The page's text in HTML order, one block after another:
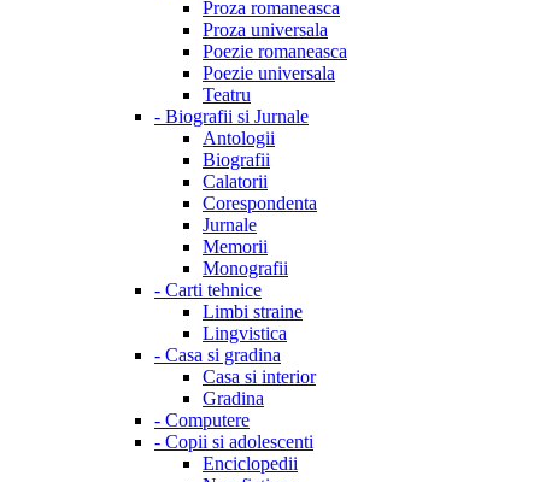
Proza romaneasca
Proza universala
Poezie romaneasca
Poezie universala
Teatru
- Biografii si Jurnale
Antologii
Biografii
Calatorii
Corespondenta
Jurnale
Memorii
Monografii
- Carti tehnice
Limbi straine
Lingvistica
- Casa si gradina
Casa si interior
Gradina
- Computere
- Copii si adolescenti
Enciclopedii